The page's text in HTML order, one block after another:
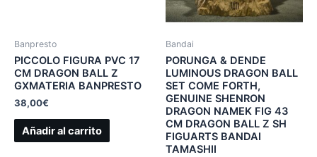
Banpresto
PICCOLO FIGURA PVC 17
CM DRAGON BALL Z
GXMATERIA BANPRESTO
38,00€
Añadir al carrito
Bandai
PORUNGA & DENDE
LUMINOUS DRAGON BALL
SET COME FORTH,
GENUINE SHENRON
DRAGON NAMEK FIG 43
CM DRAGON BALL Z SH
FIGUARTS BANDAI
TAMASHII